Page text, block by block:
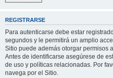
REGISTRARSE
Para autenticarse debe estar
segundos y le permitirá un amplio
Sitio puede además otorgar permisos
Antes de identificarse asegúrese de
de uso y políticas relacionadas. Por
navega por el Sitio.